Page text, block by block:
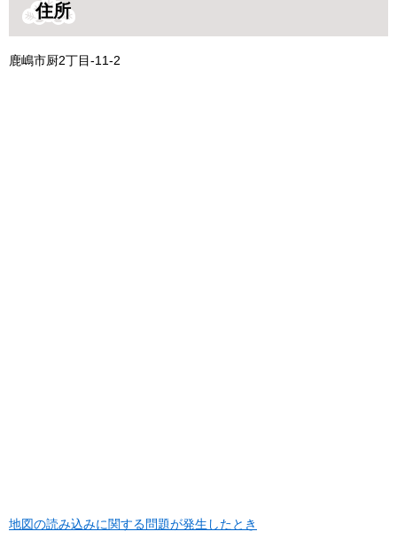
住所
鹿嶋市厨2丁目-11-2
地図の読み込みに関する問題が発生したとき